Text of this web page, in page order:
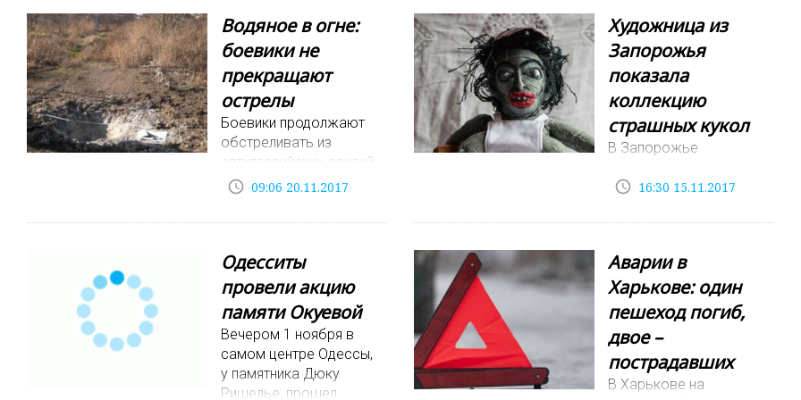
Водяное в огне:
боевики не
прекращают
острелы
Боевики продолжают
обстреливать из
артиллерийских орудий
окраины поселка
сообщает Штаб АТО.
были зафиксированы
случаи нарушения
режима прекращения
огня с приме
access_time 09:06 20.11.2017
Художница из
Запорожья
показала
коллекцию
страшных кукол
В Запорожье
Ксения Платонова
новые работы –
страшных кукол она
назвала "Птичье
молоко" и "Три орешка
для Золушки". При
создании работ
художниц
access_time 16:30 15.11.2017
Одесситы
провели акцию
памяти Окуевой
Вечером 1 ноября в
самом центре Одессы,
у памятника Дюку
Ришелье, прошел
Аварии в
Харькове: один
пешеход погиб,
двое –
пострадавших
В Харькове на